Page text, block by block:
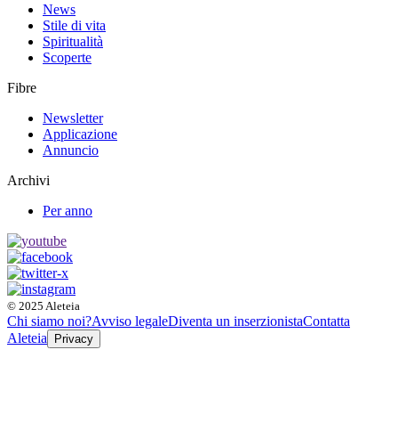
News
Stile di vita
Spiritualità
Scoperte
Fibre
Newsletter
Applicazione
Annuncio
Archivi
Per anno
© 2025 Aleteia
Chi siamo noi?Avviso legaleDiventa un inserzionistaContatta
Aleteia
Privacy